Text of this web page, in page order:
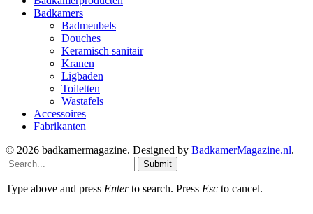
Badkamers
Badmeubels
Douches
Keramisch sanitair
Kranen
Ligbaden
Toiletten
Wastafels
Accessoires
Fabrikanten
© 2026 badkamermagazine. Designed by BadkamerMagazine.nl.
Submit
Type above and press Enterto search. Press Esc to cancel.